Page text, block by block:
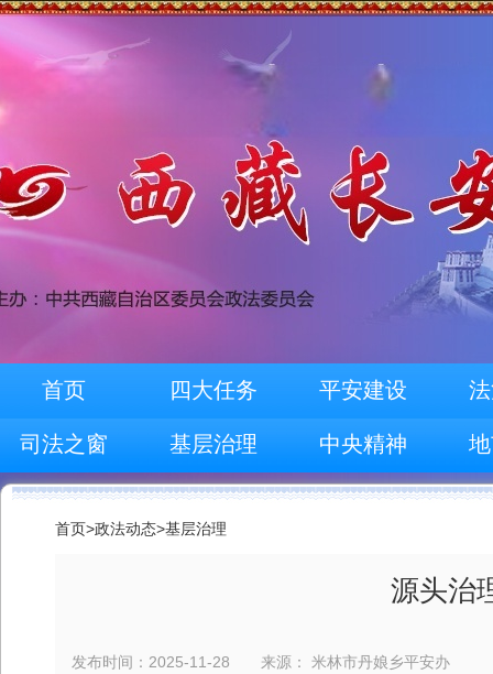
首页 四大任务 平安建设
司法之窗 基层治理 中央精神
首页>政法动态>基层治理
源头治
发布时间：2025-11-28 来源： 米林市丹娘乡平安办